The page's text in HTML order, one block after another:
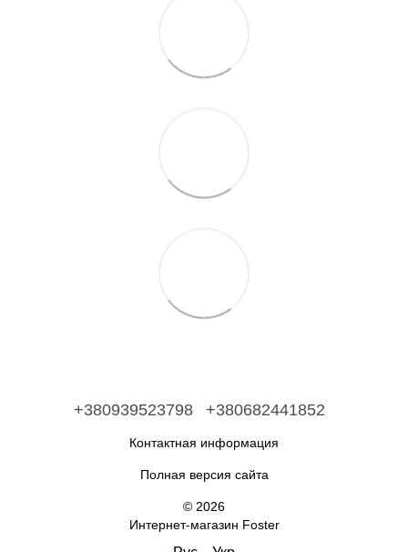
+380939523798 +380682441852
Контактная информация
Полная версия сайта
© 2026
Интернет-магазин Foster